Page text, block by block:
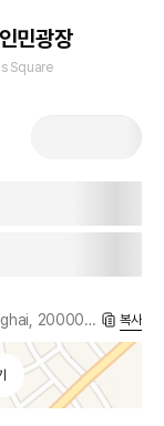
민광장
Square
200003, CN 복사